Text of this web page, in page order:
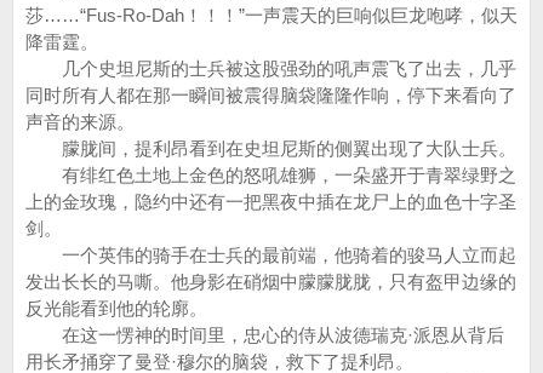
莎……“Fus-Ro-Dah！！！”一声震天的巨响似巨龙咆哮，似天
降雷霆。
几个史坦尼斯的士兵被这股强劲的吼声震飞了出去，几乎
同时所有人都在那一瞬间被震得脑袋隆隆作响，停下来看向了
声音的来源。
朦胧间，提利昂看到在史坦尼斯的侧翼出现了大队士兵。
有绯红色土地上金色的怒吼雄狮，一朵盛开于青翠绿野之
上的金玫瑰，隐约中还有一把黑夜中插在龙尸上的血色十字圣
剑。
一个英伟的骑手在士兵的最前端，他骑着的骏马人立而起
发出长长的马嘶。他身影在硝烟中朦朦胧胧，只有盔甲边缘的
反光能看到他的轮廓。
在这一愣神的时间里，忠心的侍从波德瑞克·派恩从背后
用长矛捅穿了曼登·穆尔的脑袋，救下了提利昂。